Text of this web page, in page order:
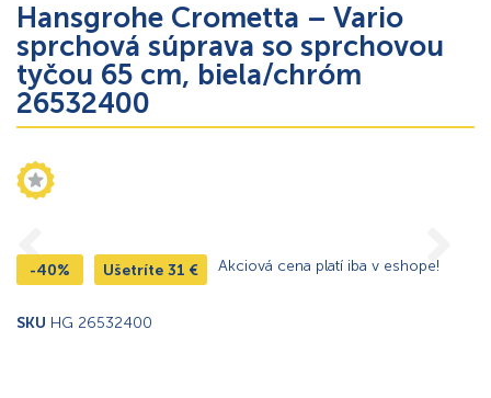
Hansgrohe Crometta – Vario
sprchová súprava so sprchovou
tyčou 65 cm, biela/chróm
26532400
-40% Ušetríte 31 € Akciová cena platí iba v eshope!
SKU HG 26532400